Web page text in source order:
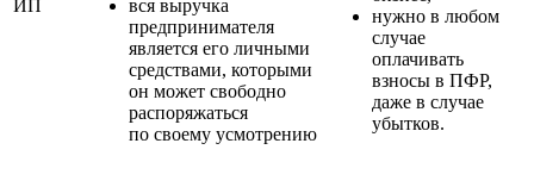
ИП
вся выручка
предпринимателя
является его личными
средствами, которыми
он может свободно
распоряжаться
по своему усмотрению
нужно в любом
случае
оплачивать
взносы в ПФР,
даже в случае
убытков.